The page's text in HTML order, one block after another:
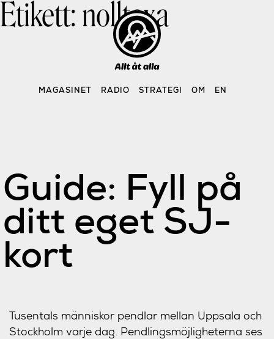
Skip
MAGASINET RADIO STRATEGI OM EN
Etikett:nolltaxa
Guide: Fyll på
ditt eget SJ-
kort
Tusentals människor pendlar mellan Uppsala och
Stockholm varje dag. Pendlingsmöjligheterna ses